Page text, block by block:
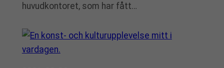
huvudkontoret, som har fått…